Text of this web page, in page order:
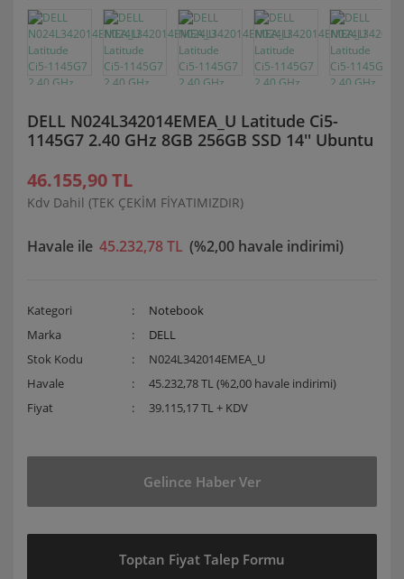
DELL N024L342014EMEA_U Latitude Ci5-
1145G7 2.40 GHz 8GB 256GB SSD 14'' Ubuntu
46.155,90 TL
Kdv Dahil (TEK ÇEKİM FİYATIMIZDIR)
Havale ile 45.232,78 TL (%2,00 havale indirimi)
Kategori
Notebook
Marka
DELL
Stok Kodu
N024L342014EMEA_U
Havale
45.232,78 TL (%2,00 havale indirimi)
Fiyat
39.115,17 TL + KDV
Gelince Haber Ver
Toptan Fiyat Talep Formu